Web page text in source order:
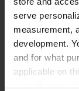
serve
measurement,
development.
and for what
applicable on
Ajout